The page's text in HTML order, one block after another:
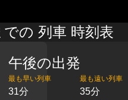
の 列車 時刻表
午後の出発
最も早い列車
31分
最も遠い列車
35分